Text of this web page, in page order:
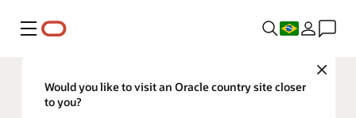
Menu
Close
Would you like to visit an Oracle country site closer
to you?